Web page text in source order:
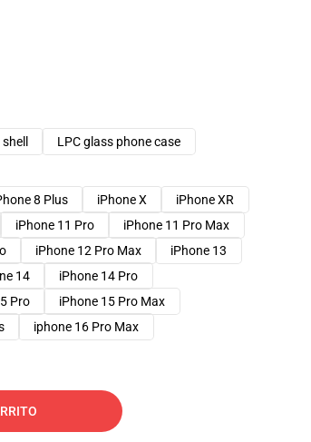
LPC glass phone case
8 Plus iPhone X
iPhone XR
iPhone 11 Pro
iPhone 11 Pro Max
iPhone 12 Pro Max
iPhone 13
14
iPhone 14 Pro
Pro
iPhone 15 Pro Max
iphone 16 Pro Max